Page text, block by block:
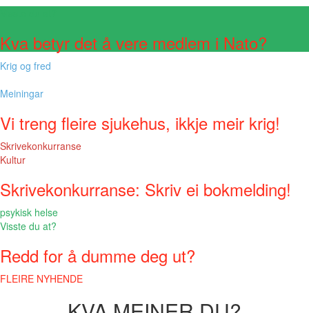
Kva betyr det å vere medlem i Nato?
Krig og fred
Meiningar
Vi treng fleire sjukehus, ikkje meir krig!
Skrivekonkurranse
Kultur
Skrivekonkurranse: Skriv ei bokmelding!
psykisk helse
Visste du at?
Redd for å dumme deg ut?
FLEIRE NYHENDE